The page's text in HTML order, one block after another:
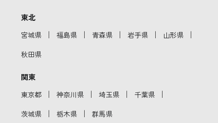
東北
宮城県 ｜ 福島県 ｜ 青森県 ｜ 岩手県 ｜ 山形県 ｜
秋田県
関東
東京都 ｜ 神奈川県 ｜ 埼玉県 ｜ 千葉県 ｜
茨城県 ｜ 栃木県 ｜ 群馬県